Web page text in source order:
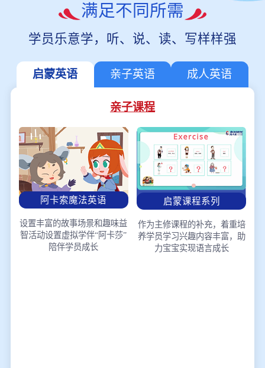
满足不同所需
学员乐意学，听、说、读、写样样强
启蒙英语 亲子英语 成人英语
亲子课程
阿卡索魔法英语
设置丰富的故事场景和趣味益
智活动设置虚拟学伴“阿卡莎”
陪伴学员成长
启蒙课程系列
作为主修课程的补充，着重培
养学员学习兴趣内容丰富，助
力宝宝实现语言成长